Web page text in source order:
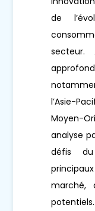
de
secteur.
l’Asie-
Moyen-
analyse
défis
marché,